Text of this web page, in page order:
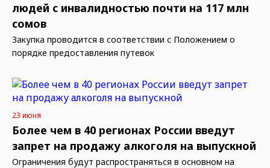
людей с инвалидностью почти на 117 млн
сомов
Закупка проводится в соответствии с Положением о
порядке предоставления путевок
23 июня
Более чем в 40 регионах России введут
запрет на продажу алкоголя на выпускной
Ограничения будут распространяться в основном на